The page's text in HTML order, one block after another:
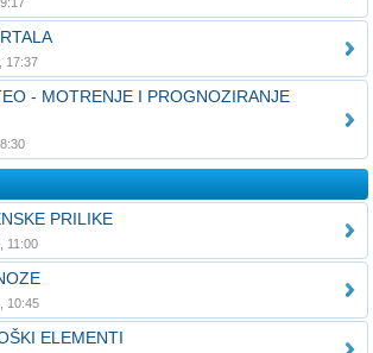
17:37
- MOTRENJE I PROGNOZIRANJE
PRILIKE
11:00
10:45
ELEMENTI